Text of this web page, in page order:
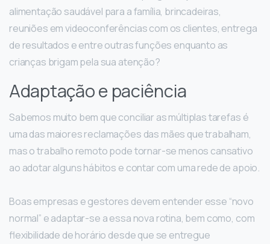
alimentação saudável para a família, brincadeiras,
reuniões em videoconferências com os clientes, entrega
de resultados e entre outras funções enquanto as
crianças brigam pela sua atenção?
Adaptação e paciência
Sabemos muito bem que conciliar as múltiplas tarefas é
uma das maiores reclamações das mães que trabalham,
mas o trabalho remoto pode tornar-se menos cansativo
ao adotar alguns hábitos e contar com uma rede de apoio.
Boas empresas e gestores devem entender esse “novo
normal” e adaptar-se a essa nova rotina, bem como, com
flexibilidade de horário desde que se entregue